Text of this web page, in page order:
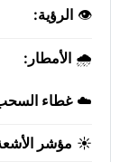
👁️ الرؤية:
🌧️ الأمطار:
☁️غطاء
☀️ مؤشر